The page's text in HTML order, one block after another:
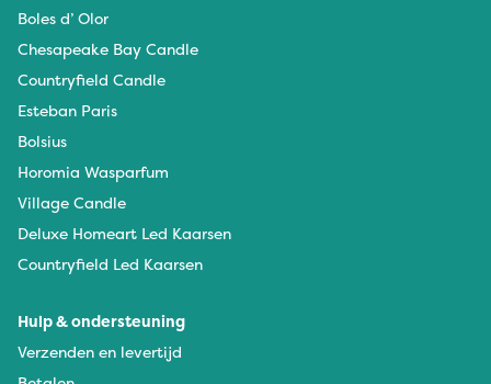
Boles d’ Olor
Chesapeake Bay Candle
Countryfield Candle
Esteban Paris
Bolsius
Horomia Wasparfum
Village Candle
Deluxe Homeart Led Kaarsen
Countryfield Led Kaarsen
Hulp & ondersteuning
Verzenden en levertijd